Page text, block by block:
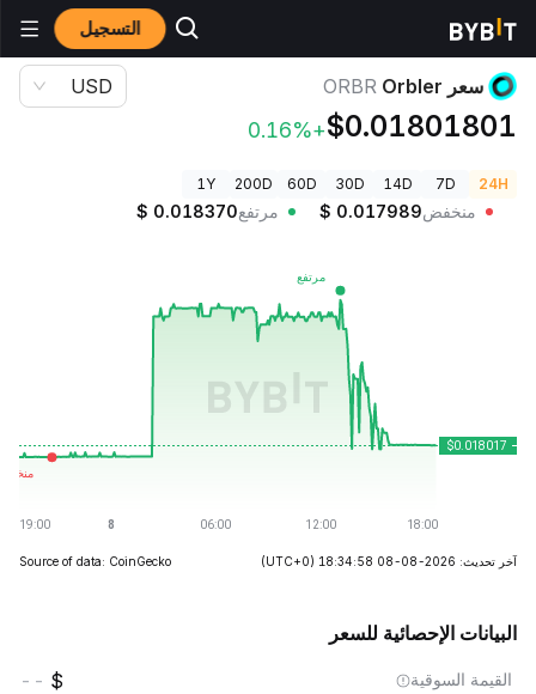
التسجيل أسعار العملات الرقمية
سعر Orbler ORBR
$0.01801801
+0.16%
USD
24H
7D
14D
30D
60D
200D
1Y
منخفض $ 0.017989 مرتفع $ 0.018370
آخر تحديث: 2026-08-08 18:34:58 (UTC+0)
Source of data: CoinGecko
البيانات الإحصائية للسعر
القيمة السوقية --